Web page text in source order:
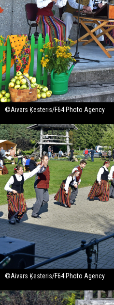
©Aivars Ķesteris/F64 Photo Agency
©Aivars Ķesteris/F64 Photo Agency